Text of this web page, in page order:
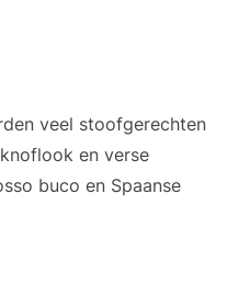
veel stoofgerechten
en verse
buco en Spaanse